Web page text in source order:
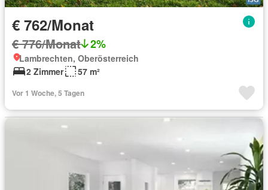
€ 762/Monat
€ 776/Monat 2%
Lambrechten, Oberösterreich
2 Zimmer
57 m²
Vor 1 Woche, 5 Tagen